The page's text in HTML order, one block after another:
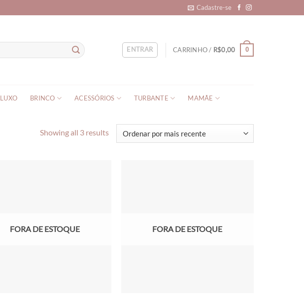
Cadastre-se
ENTRAR CARRINHO / R$0,00 0
LUXO BRINCO ACESSÓRIOS TURBANTE MAMÃE
Showing all 3 results
FORA DE ESTOQUE FORA DE ESTOQUE